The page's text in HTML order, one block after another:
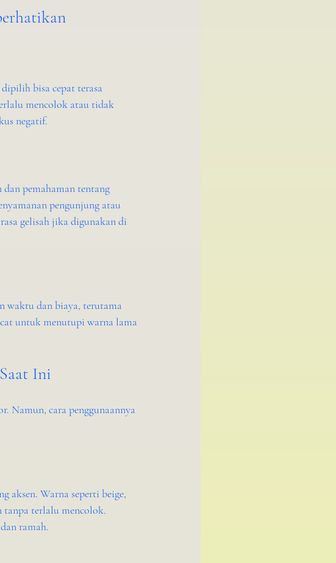
bisa cepat terasa
mencolok atau tidak
negatif.
pemahaman tentang
pengunjung atau
gelisah jika digunakan di
waktu dan biaya, terutama
untuk menutupi warna lama
Ini
Namun, cara penggunaannya
aksen. Warna seperti beige,
tanpa terlalu mencolok.
ramah.